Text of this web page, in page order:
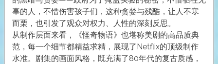
辜的人，不惜伤害孩子们，这种贪婪与残酷，让人不寒
而栗，也引发了观众对权力、人性的深刻反思。
从制作层面来看，《怪奇物语》也堪称美剧的高品质典
范，每一个细节都精益求精，展现了Netflix的顶级制作
水准。剧集的画面风格，既充满了80年代的复古质感，